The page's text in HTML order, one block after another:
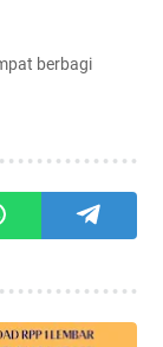
berbagi